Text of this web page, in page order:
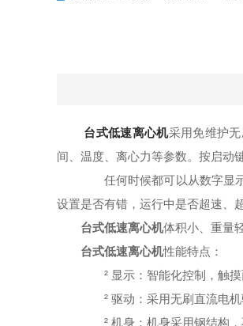
台式低速离心机采用免维护
间、温度、离心力等参数。按启动
任何时候都可以从数字显示
设置是否有错，运行中是否超速、
台式低速离心机体积小、重量
台式低速离心机性能特点：
² 显示：智能化控制，触摸
² 驱动：采用无刷直流电机
² 机身：机身采用钢结构，